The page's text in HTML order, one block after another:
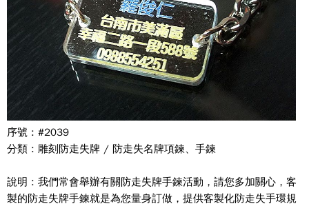
序號 : #2039
分類 : 雕刻防走失牌 / 防走失名牌項鍊、手鍊
說明 : 我們常會舉辦有關防走失牌手鍊活動，請您多加關心，客
製的防走失牌手鍊就是為您量身訂做，提供客製化防走失手環規